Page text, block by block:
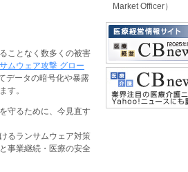
ことなく数多くの被害
ムウェア攻撃 グロー
データの暗号化や暴露
す。
守るために、今見直す
るランサムウェア対策
事業継続・医療の安全
Market Officer）